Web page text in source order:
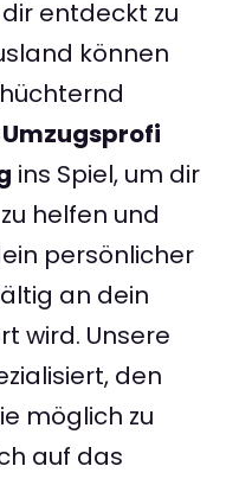
entdeckt zu
können
Umzugsprofi
ins Spiel, um dir
helfen und
persönlicher
an dein
wird. Unsere
den
möglich zu
auf das